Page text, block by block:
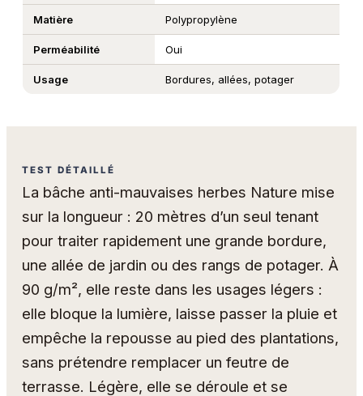
Matière Polypropylène
Perméabilité Oui
Usage Bordures, allées, potager
TEST DÉTAILLÉ
La bâche anti-mauvaises herbes Nature mise
sur la longueur : 20 mètres d’un seul tenant
pour traiter rapidement une grande bordure,
une allée de jardin ou des rangs de potager. À
90 g/m², elle reste dans les usages légers :
elle bloque la lumière, laisse passer la pluie et
empêche la repousse au pied des plantations,
sans prétendre remplacer un feutre de
terrasse. Légère, elle se déroule et se